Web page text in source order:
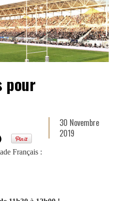
pour
30 Novembre
2019
Français :